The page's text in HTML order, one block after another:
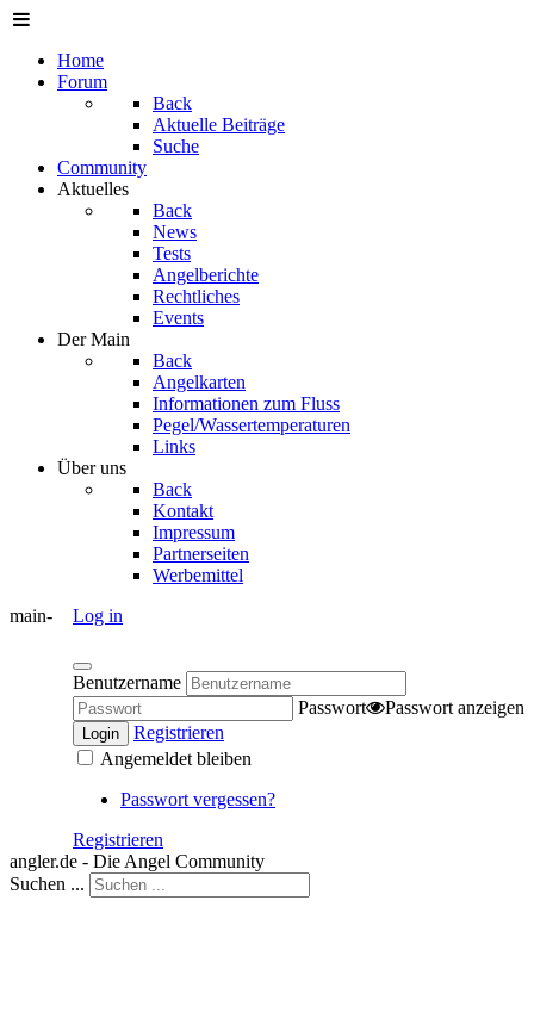
Home
Forum
Back
Aktuelle Beiträge
Suche
Community
Aktuelles
Back
News
Tests
Angelberichte
Rechtliches
Events
Der Main
Back
Angelkarten
Informationen zum Fluss
Pegel/Wassertemperaturen
Links
Über uns
Back
Kontakt
Impressum
Partnerseiten
Werbemittel
Log in
Benutzername
Passwort
Passwort anzeigen
Login
Registrieren
Angemeldet bleiben
Passwort vergessen?
Registrieren
main-
angler.de - Die Angel Community
Suchen ...